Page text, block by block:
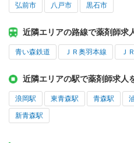
弘前市 八戸市 黒石市
近隣エリアの路線で薬剤師求
青い森鉄道 ＪＲ奥羽本線 Ｊ
近隣エリアの駅で薬剤師求人
浪岡駅 東青森駅 青森駅
新青森駅